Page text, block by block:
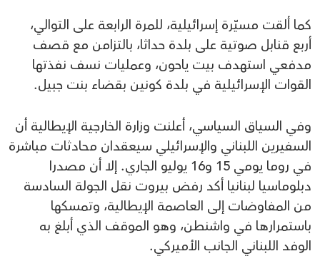
كما ألقت مسيّرة إسرائيلية، للمرة الرابعة على التوالي،
أربع قنابل صوتية على بلدة حداثا، بالتزامن مع قصف
مدفعي استهدف بيت ياحون، وعمليات نسف نفذتها
القوات الإسرائيلية في بلدة كونين بقضاء بنت جبيل.
وفي السياق السياسي، أعلنت وزارة الخارجية الإيطالية أن
السفيرين اللبناني والإسرائيلي سيعقدان محادثات مباشرة
في روما يومي 15 و16 يوليو الجاري. إلا أن مصدرا
دبلوماسيا لبنانيا أكد رفض بيروت نقل الجولة السادسة
من المفاوضات إلى العاصمة الإيطالية، وتمسكها
باستمرارها في واشنطن، وهو الموقف الذي أبلغ به
الوفد اللبناني الجانب الأميركي.